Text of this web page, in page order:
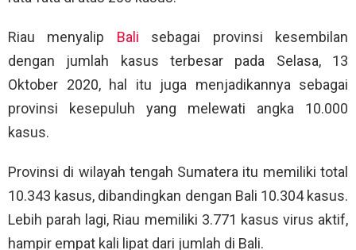
Riau menyalip Bali sebagai provinsi kesembilan
dengan jumlah kasus terbesar pada Selasa, 13
Oktober 2020, hal itu juga menjadikannya sebagai
provinsi kesepuluh yang melewati angka 10.000
kasus.
Provinsi di wilayah tengah Sumatera itu memiliki total
10.343 kasus, dibandingkan dengan Bali 10.304 kasus.
Lebih parah lagi, Riau memiliki 3.771 kasus virus aktif,
hampir empat kali lipat dari jumlah di Bali.